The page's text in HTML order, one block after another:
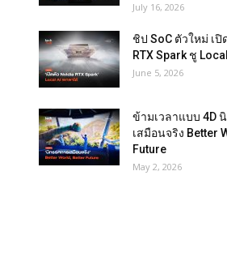
July 16, 2026
ชิป SoC ตัวใหม่ เปิ
RTX Spark ชู
June 5, 2026
ข้ามเวลาแบบ 4D
เสมือนจริง Better
Future
May 2, 2026